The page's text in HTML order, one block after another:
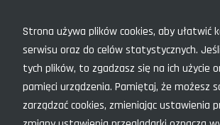
Strona używa plików cookies, aby ułatwić
serwisu oraz do celów statystycznych.
tych plików, to zgadzasz się na ich użycie
pamięci urządzenia. Pamiętaj, że możesz
zarządzać cookies, zmieniając ustawienia